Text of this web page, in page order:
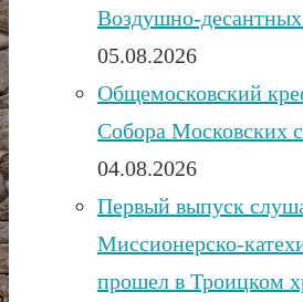
Воздушно-
05.08.2026
Общемосковский
Собора Московских
04.08.2026
Первый выпуск
Миссионерско-
прошел в Троицком